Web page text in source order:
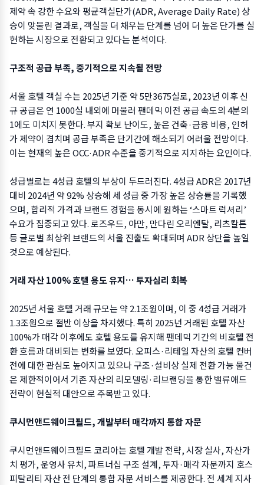
제약 속 강한 수요와 평균객실단가(ADR, Average Daily Rate) 상
승이 맞물린 결과로, 객실을 더 채우는 단계를 넘어 더 높은 단가를 실
현하는 시장으로 전환되고 있다는 분석이다.
구조적 공급 부족, 중기적으로 지속될 전망
서울 호텔 객실 수는 2025년 기준 약 5만3675실로, 2023년 이후 신
규 공급은 연 1000실 내외에 머물러 팬데믹 이전 공급 속도의 4분의
1에도 미치지 못한다. 부지 확보 난이도, 높은 건축·금융 비용, 인허
가 제약이 겹치며 공급 부족은 단기간에 해소되기 어려울 전망이다.
이는 현재의 높은 OCC·ADR 수준을 중기적으로 지지하는 요인이다.
성급별로는 4성급 호텔의 부상이 두드러진다. 4성급 ADR은 2017년
대비 2024년 약 92% 상승해 세 성급 중 가장 높은 상승률을 기록했
으며, 합리적 가격과 브랜드 경험을 동시에 원하는 ‘스마트 럭셔리’
수요가 집중되고 있다. 로즈우드, 아만, 만다린 오리엔탈, 리츠칼튼
등 글로벌 최상위 브랜드의 서울 진출도 확대되며 ADR 상단을 높일
것으로 예상된다.
거래 자산 100% 호텔 용도 유지… 투자심리 회복
2025년 서울 호텔 거래 규모는 약 2.1조원이며, 이 중 4성급 거래가
1.3조원으로 절반 이상을 차지했다. 특히 2025년 거래된 호텔 자산
100%가 매각 이후에도 호텔 용도를 유지해 팬데믹 기간의 비호텔 전
환 흐름과 대비되는 변화를 보였다. 오피스·리테일 자산의 호텔 컨버
전에 대한 관심도 높아지고 있으나 구조·설비상 실제 전환 가능 물건
은 제한적이어서 기존 자산의 리모델링·리브랜딩을 통한 밸류애드
전략이 현실적 대안으로 주목받고 있다.
쿠시먼앤드웨이크필드, 개발부터 매각까지 통합 자문
쿠시먼앤드웨이크필드 코리아는 호텔 개발 전략, 시장 실사, 자산가
치 평가, 운영사 유치, 파트너십 구조 설계, 투자·매각 자문까지 호스
피탈리티 자산 전 단계의 통합 자문 서비스를 제공한다. 전 세계 지사